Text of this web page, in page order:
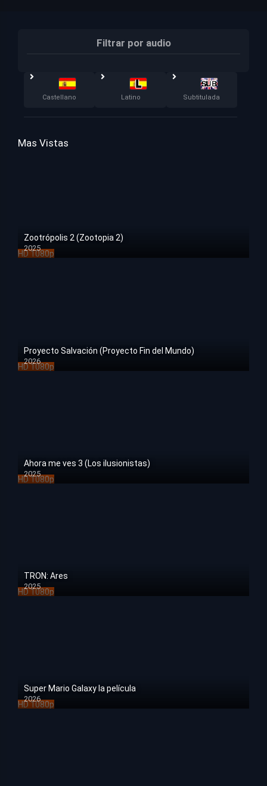
Filtrar por audio
Castellano Latino Subtitulada
Mas Vistas
Zootrópolis 2 (Zootopia 2)
2025
HD 1080p
Proyecto Salvación (Proyecto Fin del Mundo)
2026
HD 1080p
Ahora me ves 3 (Los ilusionistas)
2025
HD 1080p
TRON: Ares
2025
HD 1080p
Super Mario Galaxy la película
2026
HD 1080p